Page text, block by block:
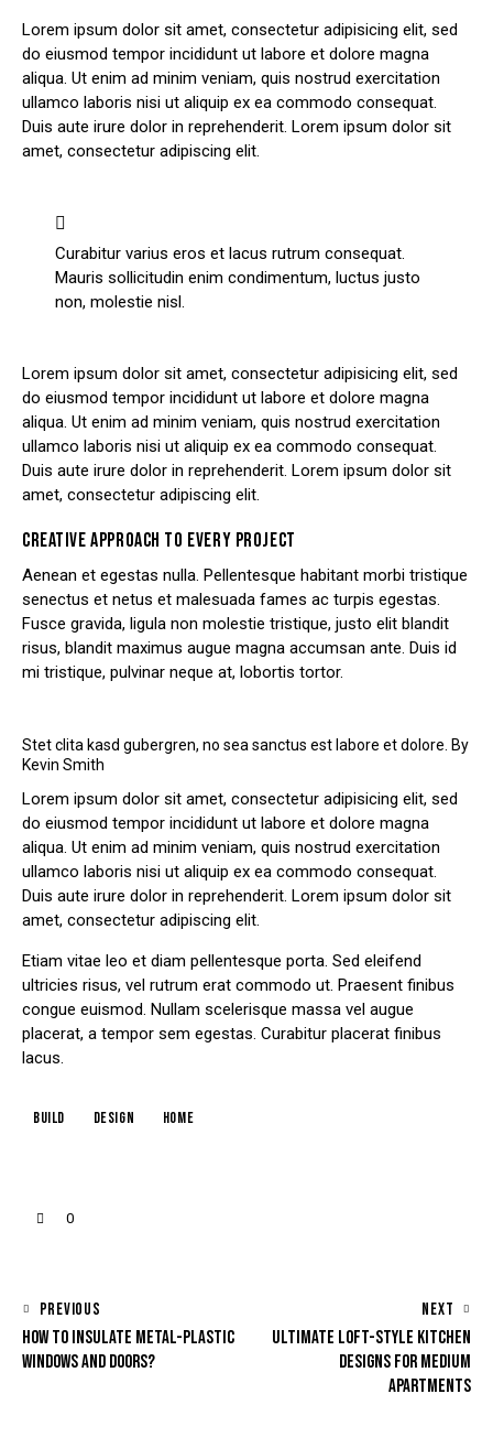
Lorem ipsum dolor sit amet, consectetur adipisicing elit, sed
do eiusmod tempor incididunt ut labore et dolore magna
aliqua. Ut enim ad minim veniam, quis nostrud exercitation
ullamco laboris nisi ut aliquip ex ea commodo consequat.
Duis aute irure dolor in reprehenderit. Lorem ipsum dolor sit
amet, consectetur adipiscing elit.
Curabitur varius eros et lacus rutrum consequat.
Mauris sollicitudin enim condimentum, luctus justo
non, molestie nisl.
Lorem ipsum dolor sit amet, consectetur adipisicing elit, sed
do eiusmod tempor incididunt ut labore et dolore magna
aliqua. Ut enim ad minim veniam, quis nostrud exercitation
ullamco laboris nisi ut aliquip ex ea commodo consequat.
Duis aute irure dolor in reprehenderit. Lorem ipsum dolor sit
amet, consectetur adipiscing elit.
CREATIVE APPROACH TO EVERY PROJECT
Aenean et egestas nulla. Pellentesque habitant morbi tristique
senectus et netus et malesuada fames ac turpis egestas.
Fusce gravida, ligula non molestie tristique, justo elit blandit
risus, blandit maximus augue magna accumsan ante. Duis id
mi tristique, pulvinar neque at, lobortis tortor.
Stet clita kasd gubergren, no sea sanctus est labore et dolore. By
Kevin Smith
Lorem ipsum dolor sit amet, consectetur adipisicing elit, sed
do eiusmod tempor incididunt ut labore et dolore magna
aliqua. Ut enim ad minim veniam, quis nostrud exercitation
ullamco laboris nisi ut aliquip ex ea commodo consequat.
Duis aute irure dolor in reprehenderit. Lorem ipsum dolor sit
amet, consectetur adipiscing elit.
Etiam vitae leo et diam pellentesque porta. Sed eleifend
ultricies risus, vel rutrum erat commodo ut. Praesent finibus
congue euismod. Nullam scelerisque massa vel augue
placerat, a tempor sem egestas. Curabitur placerat finibus
lacus.
build design home
0
PREVIOUS
HOW TO INSULATE METAL-PLASTIC
WINDOWS AND DOORS?
NEXT
ULTIMATE LOFT-STYLE KITCHEN
DESIGNS FOR MEDIUM
APARTMENTS